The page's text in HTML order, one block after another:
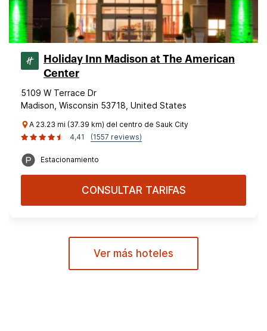
Holiday Inn Madison at The American
Center
5109 W Terrace Dr
Madison, Wisconsin 53718, United States
A 23.23 mi (37.39 km) del centro de Sauk City
4,41
(1557 reviews)
Estacionamiento
CONSULTAR TARIFAS
Ver más hoteles